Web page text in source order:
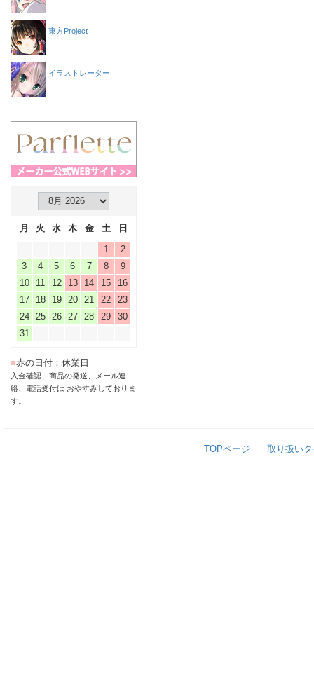
東方Project
イラストレーター
月 火 水 木 金 土
日
1
2
3
4 5 6 7 8
9
10
11 12 13 14 15
16
17
18 19 20 21 22
23
24
25 26 27 28 29
30
31
■赤の日付：休業日
入金確認、商品の発送、メール連
絡、電話受付は おやすみしておりま
す。
TOPページ 取り扱い